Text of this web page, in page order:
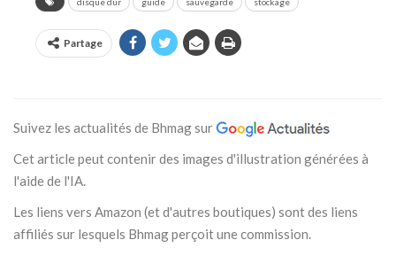
Partage
Suivez les actualités de Bhmag sur
Cet article peut contenir des images d'illustration générées à
l'aide de l'IA.
Les liens vers Amazon (et d'autres boutiques) sont des liens
affiliés sur lesquels Bhmag perçoit une commission.